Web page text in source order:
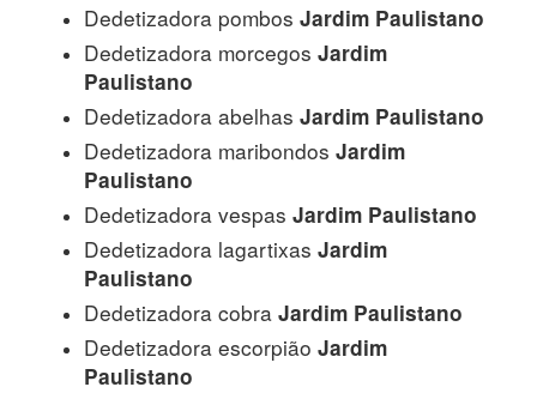
Dedetizadora pombos Jardim Paulistano
Dedetizadora morcegos Jardim
Paulistano
Dedetizadora abelhas Jardim Paulistano
Dedetizadora maribondos Jardim
Paulistano
Dedetizadora vespas Jardim Paulistano
Dedetizadora lagartixas Jardim
Paulistano
Dedetizadora cobra Jardim Paulistano
Dedetizadora escorpião Jardim
Paulistano